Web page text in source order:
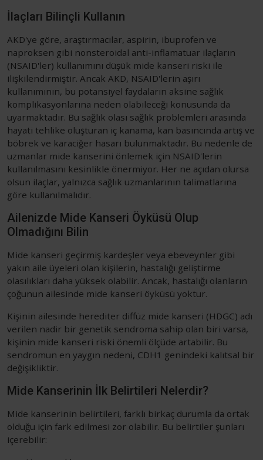
İlaçları Bilinçli Kullanın
AKD'ye göre, araştırmacılar, aspirin, ibuprofen ve
naproksen gibi nonsteroidal anti-inflamatuar ilaçların
(NSAID'ler) kullanımını düşük mide kanseri riski ile
ilişkilendirmiştir. Ancak AKD, NSAID'lerin aşırı
kullanımının, bu potansiyel faydaların aksine sağlık
komplikasyonlarına neden olabileceği konusunda da
uyarmaktadır. Bu sağlık olası sağlık problemleri arasında
hayati tehlike oluşturan iç kanama, kan basıncında artış ve
böbrek ve karaciğer hasarı bulunmaktadır. Bu nedenle de
uzmanlar mide kanserini önlemek için NSAID'lerin
kullanılmasını kesinlikle önermiyor. Her ne açıdan olursa
olsun ilaçlar, yalnızca sağlık uzmanlarının talimatlarına
göre kullanılmalıdır.
Ailenizde Mide Kanseri Öyküsü Olup
Olmadığını Bilin
Mide kanseri geçirmiş kardeşler veya ebeveynler gibi
yakın aile üyeleri olan kişilerin, hastalığı geliştirme
olasılıkları daha yüksek olabilir. Ancak, hastalığı olanların
çoğunun ailesinde mide kanseri öyküsü yoktur.
Kişinin ailesinde herediter diffüz mide kanseri (HDGC) adı
verilen nadir bir genetik sendroma sahip olan biri varsa,
kişinin mide kanseri riski önemli ölçüde artabilir. Bu
sendromun en yaygın nedeni, CDH1 genindeki kalıtsal bir
değişikliktir.
Mide Kanserinin İlk Belirtileri Nelerdir?
Mide kanserinin belirtileri, farklı birkaç durumla da ortak
olduğu için fark edilmesi zor olabilir. Bu belirtiler şunları
içerebilir: